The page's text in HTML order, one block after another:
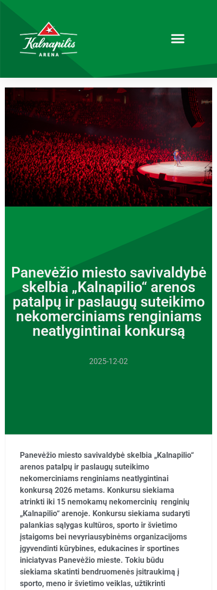
Panevėžio miesto savivaldybė
skelbia „Kalnapilio“ arenos
patalpų ir paslaugų suteikimo
nekomerciniams renginiams
neatlygintinai konkursą
2025-12-02
Panevėžio miesto savivaldybė skelbia „Kalnapilio“
arenos patalpų ir paslaugų suteikimo
nekomerciniams renginiams neatlygintinai
konkursą 2026 metams. Konkursu siekiama
atrinkti iki 15 nemokamų nekomercinių renginių
„Kalnapilio“ arenoje. Konkursu siekiama sudaryti
palankias sąlygas kultūros, sporto ir švietimo
įstaigoms bei nevyriausybinėms organizacijoms
įgyvendinti kūrybines, edukacines ir sportines
iniciatyvas Panevėžio mieste. Tokiu būdu
siekiama skatinti bendruomenės įsitraukimą į
sporto, meno ir švietimo veiklas, užtikrinti